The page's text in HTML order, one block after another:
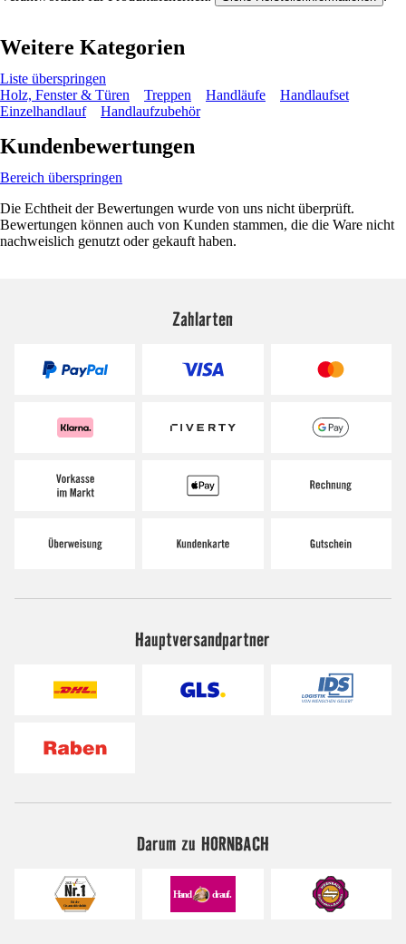
Weitere Kategorien
Liste überspringen
Holz, Fenster & Türen
Treppen Handläufe
Handlaufset
Einzelhandlauf
Handlaufzubehör
Kundenbewertungen
Bereich überspringen
Die Echtheit der Bewertungen wurde von uns nicht überprüft.
Bewertungen können auch von Kunden stammen, die die Ware nicht
nachweislich genutzt oder gekauft haben.
Zahlarten
Hauptversandpartner
Darum zu HORNBACH